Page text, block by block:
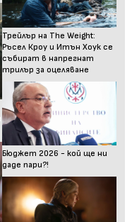
Трейлър на The Weight:
Ръсел Кроу и Итън Хоук се
събират в напрегнат
трилър за оцеляване
Бюджет 2026 - кой ще ни
даде пари?!